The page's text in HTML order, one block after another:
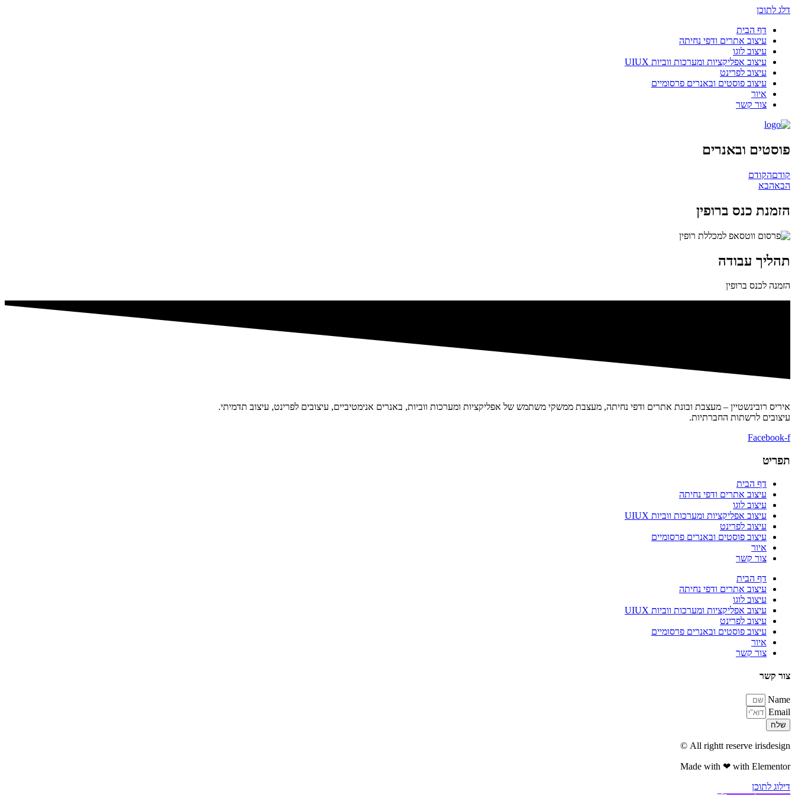
דלג לתוכן
דף הבית
עיצוב אתרים ודפי נחיתה
עיצוב לוגו
עיצוב אפליקציות ומערכות ווביות UIUX​
עיצוב לפרינט
עיצוב פוסטים ובאנרים פרסומיים
איור
צור קשר
פוסטים ובאנרים
קודםהקודם
הבאהבא
הזמנת כנס ברופין
תהליך עבודה
הזמנה לכנס ברופין
איריס רובינשטיין – מעצבת ובונת אתרים ודפי נחיתה, מעצבת ממשקי משתמש של אפליקציות ומערכות ווביות, באנרים אנימטיביים, עיצובים לפרינט, עיצוב תדמיתי.
עיצובים לרשתות החברתיות.
Facebook-f
תפריט
דף הבית
עיצוב אתרים ודפי נחיתה
עיצוב לוגו
עיצוב אפליקציות ומערכות ווביות UIUX​
עיצוב לפרינט
עיצוב פוסטים ובאנרים פרסומיים
איור
צור קשר
דף הבית
עיצוב אתרים ודפי נחיתה
עיצוב לוגו
עיצוב אפליקציות ומערכות ווביות UIUX​
עיצוב לפרינט
עיצוב פוסטים ובאנרים פרסומיים
איור
צור קשר
צור קשר
Name
Email
שלח
All rightt reserve irisdesign ©
Made with ❤ with Elementor​
דילוג לתוכן